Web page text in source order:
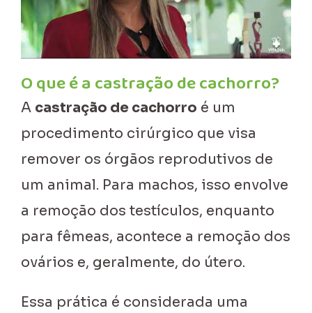
O que é a castração de cachorro?
A castração de cachorro é um
procedimento cirúrgico que visa
remover os órgãos reprodutivos de
um animal. Para machos, isso envolve
a remoção dos testículos, enquanto
para fêmeas, acontece a remoção dos
ovários e, geralmente, do útero.
Essa prática é considerada uma